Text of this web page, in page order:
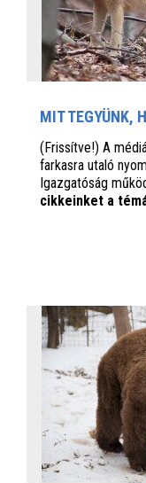
MIT TEGYÜNK,
(Frissítve!) A
farkasra utaló
Igazgatóság
cikkeinket a